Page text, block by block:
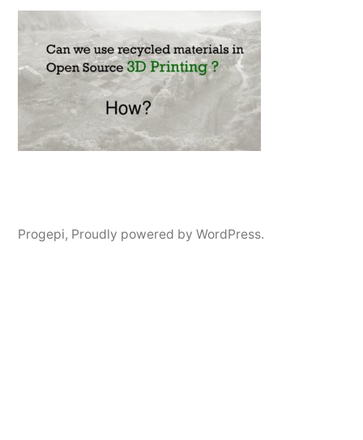
Progepi, Proudly powered by WordPress.